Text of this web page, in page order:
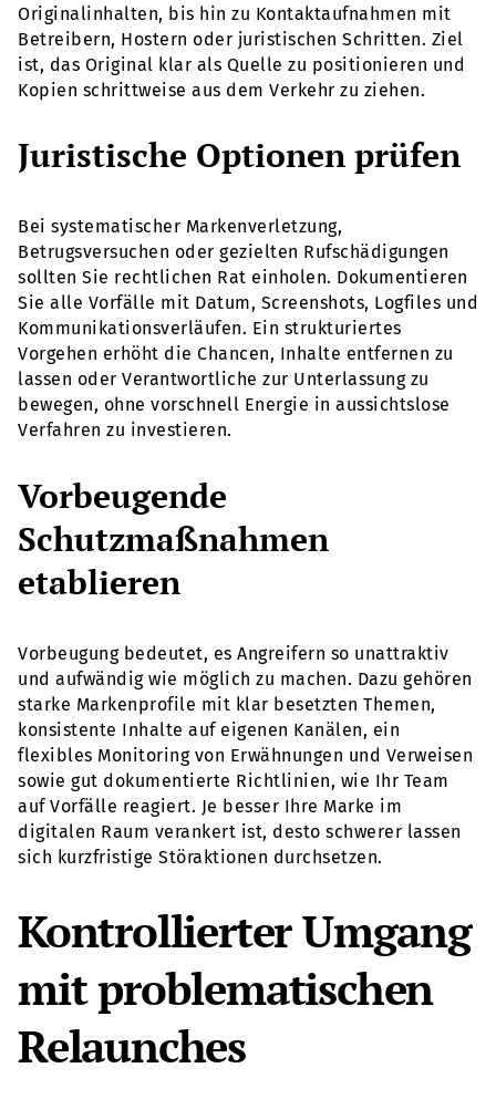
Originalinhalten, bis hin zu Kontaktaufnahmen mit
Betreibern, Hostern oder juristischen Schritten. Ziel
ist, das Original klar als Quelle zu positionieren und
Kopien schrittweise aus dem Verkehr zu ziehen.
Juristische Optionen prüfen
Bei systematischer Markenverletzung,
Betrugsversuchen oder gezielten Rufschädigungen
sollten Sie rechtlichen Rat einholen. Dokumentieren
Sie alle Vorfälle mit Datum, Screenshots, Logfiles und
Kommunikationsverläufen. Ein strukturiertes
Vorgehen erhöht die Chancen, Inhalte entfernen zu
lassen oder Verantwortliche zur Unterlassung zu
bewegen, ohne vorschnell Energie in aussichtslose
Verfahren zu investieren.
Vorbeugende
Schutzmaßnahmen
etablieren
Vorbeugung bedeutet, es Angreifern so unattraktiv
und aufwändig wie möglich zu machen. Dazu gehören
starke Markenprofile mit klar besetzten Themen,
konsistente Inhalte auf eigenen Kanälen, ein
flexibles Monitoring von Erwähnungen und Verweisen
sowie gut dokumentierte Richtlinien, wie Ihr Team
auf Vorfälle reagiert. Je besser Ihre Marke im
digitalen Raum verankert ist, desto schwerer lassen
sich kurzfristige Störaktionen durchsetzen.
Kontrollierter Umgang
mit problematischen
Relaunches